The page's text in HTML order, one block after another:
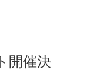
開催決